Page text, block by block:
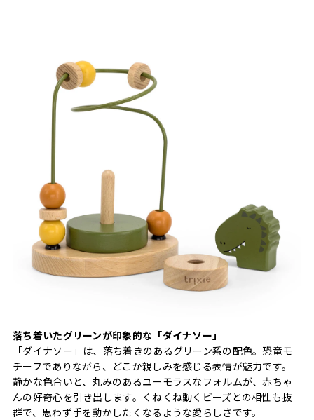
落ち着いたグリーンが印象的な「ダイナソー」
「ダイナソー」は、落ち着きのあるグリーン系の配色。恐竜モ
チーフでありながら、どこか親しみを感じる表情が魅力です。
静かな色合いと、丸みのあるユーモラスなフォルムが、赤ちゃ
んの好奇心を引き出します。くねくね動くビーズとの相性も抜
群で、思わず手を動かしたくなるような愛らしさです。